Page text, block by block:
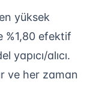
yüksek
%1,80 efektif
alıcı.
ve her zaman